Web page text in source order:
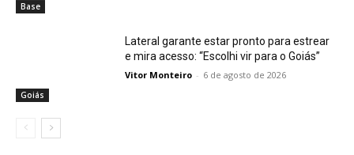
Base
Goiás
Lateral garante estar pronto para estrear
e mira acesso: “Escolhi vir para o Goiás”
Vitor Monteiro - 6 de agosto de 2026